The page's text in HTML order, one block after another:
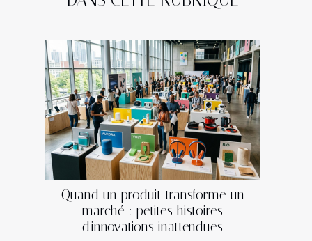
Quand un produit transforme un
marché : petites histoires
d'innovations inattendues